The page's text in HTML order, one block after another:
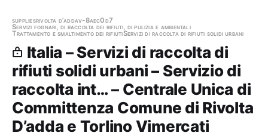
suppliesrivolta d’addav-8aec0d7
Servizi fognari, di raccolta dei rifiuti, di pulizia e ambientali
Trattamento e smaltimento dei rifiutiServizi di raccolta di rifiuti solidi urbani
Italia – Servizi di raccolta di
rifiuti solidi urbani – Servizio di
raccolta int… – Centrale Unica di
Committenza Comune di Rivolta
D’adda e Torlino Vimercati